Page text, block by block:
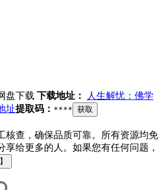
盘下载 下载地址：
人生解忧：佛学
址提取码： **** 获取
核查，确保品质可靠。所有资源均免
享给更多的人。如果您有任何问题，